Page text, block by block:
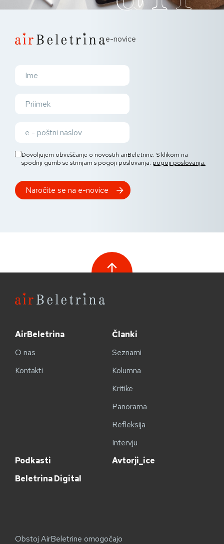
e-novice
Dovoljujem obveščanje o novostih airBeletrine. S klikom na
spodnji gumb se strinjam s pogoji poslovanja. pogoji poslovanja.
AirBeletrina
O nas
Kontakti
Članki
Seznami
Kolumna
Kritike
Panorama
Refleksija
Intervju
Podkasti
Avtorji_ice
Beletrina Digital
Obstoj AirBeletrine omogočajo